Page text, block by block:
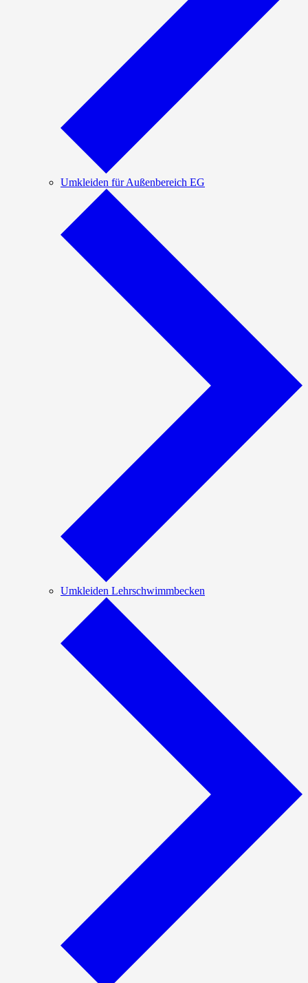
Umkleiden für Außenbereich EG
Umkleiden Lehrschwimmbecken